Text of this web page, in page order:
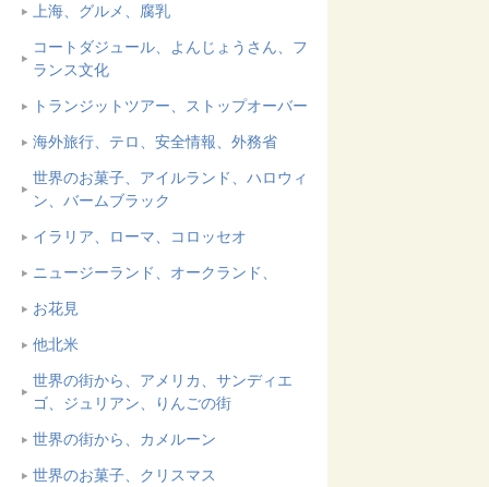
上海、グルメ、腐乳
コートダジュール、よんじょうさん、フ
ランス文化
トランジットツアー、ストップオーバー
海外旅行、テロ、安全情報、外務省
世界のお菓子、アイルランド、ハロウィ
ン、バームブラック
イラリア、ローマ、コロッセオ
ニュージーランド、オークランド、
お花見
他北米
世界の街から、アメリカ、サンディエ
ゴ、ジュリアン、りんごの街
世界の街から、カメルーン
世界のお菓子、クリスマス